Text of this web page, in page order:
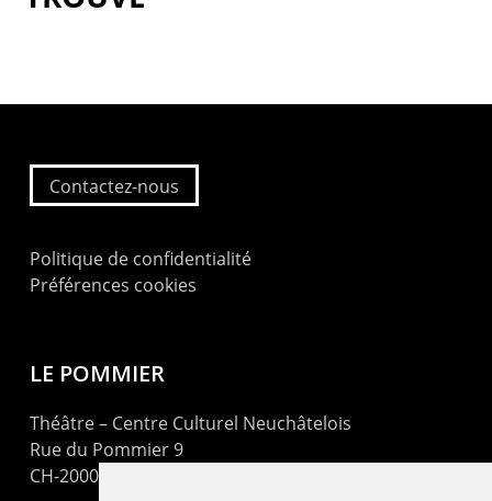
Contactez-nous
Politique de confidentialité
Préférences cookies
LE POMMIER
Théâtre – Centre Culturel Neuchâtelois
Rue du Pommier 9
CH-2000 Neuchâtel